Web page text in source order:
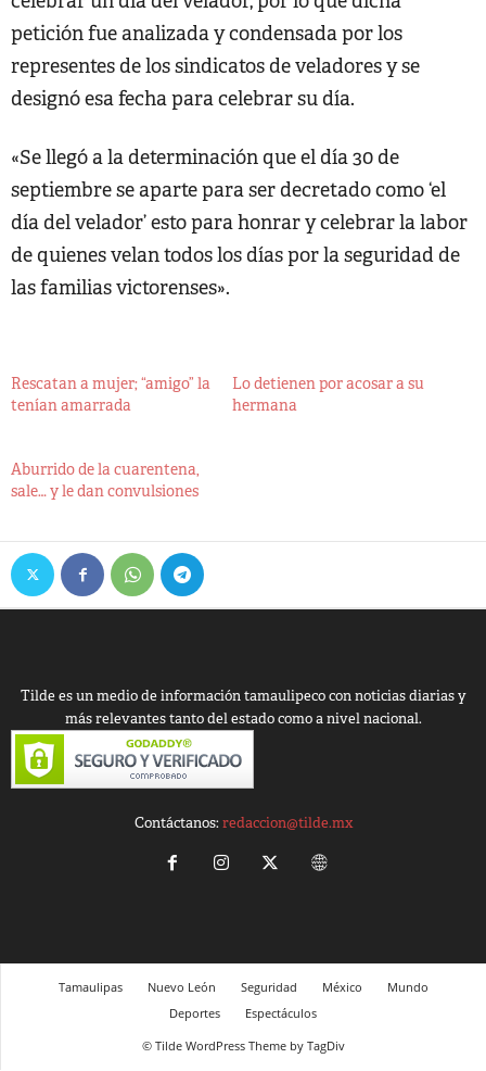
petición fue analizada y condensada por los
representes de los sindicatos de veladores y se
designó esa fecha para celebrar su día.
«Se llegó a la determinación que el día 30 de
septiembre se aparte para ser decretado como ‘el
día del velador’ esto para honrar y celebrar la labor
de quienes velan todos los días por la seguridad de
las familias victorenses».
Rescatan a mujer; “amigo” la
tenían amarrada
Lo detienen por acosar a su
hermana
Aburrido de la cuarentena,
sale… y le dan convulsiones
Tilde es un medio de información tamaulipeco con noticias diarias y
más relevantes tanto del estado como a nivel nacional.
Contáctanos:redaccion@tilde.mx
Tamaulipas Nuevo León Seguridad México
Mundo
Deportes
Espectáculos
© Tilde WordPress Theme by TagDiv